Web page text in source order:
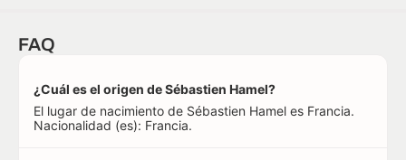
FAQ
¿Cuál es el origen de Sébastien Hamel?
El lugar de nacimiento de Sébastien Hamel es Francia.
Nacionalidad (es): Francia.